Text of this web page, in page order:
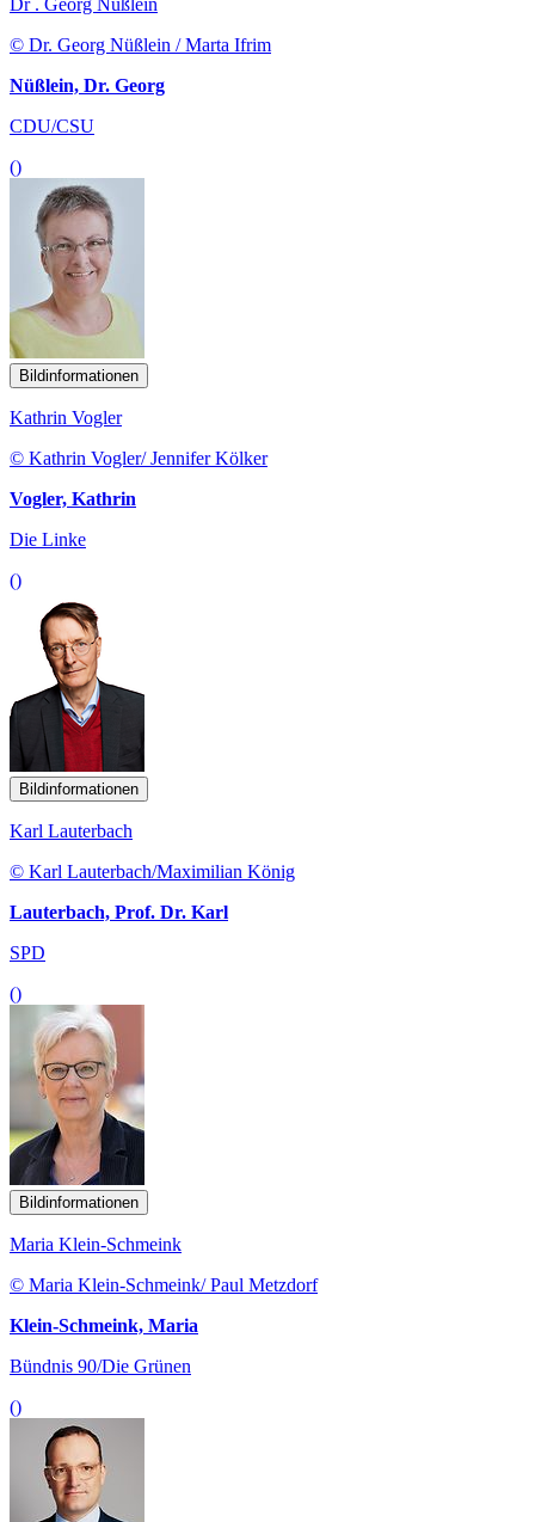
© Dr. Georg Nüßlein / Marta Ifrim
Nüßlein, Dr. Georg
CDU/CSU
()
Bildinformationen
Kathrin Vogler
© Kathrin Vogler/ Jennifer Kölker
Vogler, Kathrin
Die Linke
()
Bildinformationen
Karl Lauterbach
© Karl Lauterbach/Maximilian König
Lauterbach, Prof. Dr. Karl
SPD
()
Bildinformationen
Maria Klein-Schmeink
© Maria Klein-Schmeink/ Paul Metzdorf
Klein-Schmeink, Maria
Bündnis 90/Die Grünen
()